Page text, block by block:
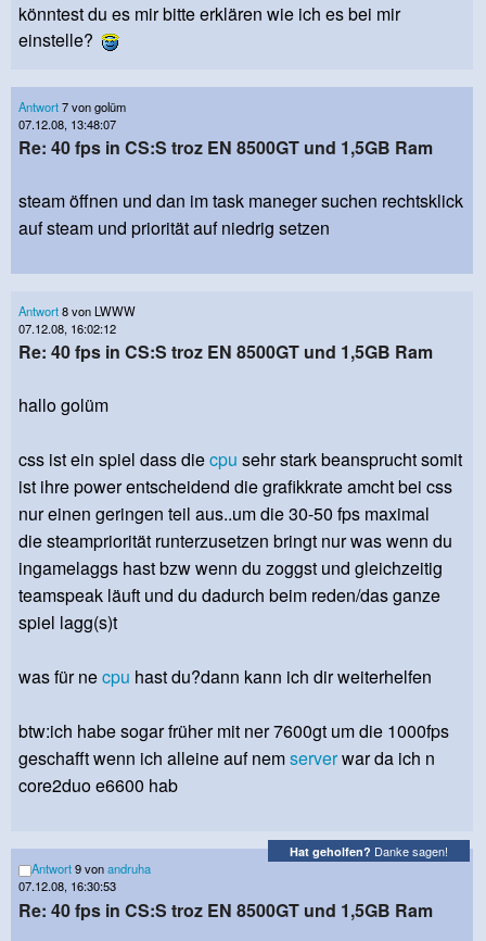
könntest du es mir bitte erklären wie ich es bei mir
einstelle?
Antwort7 von golüm
07.12.08, 13:48:07
Re: 40 fps in CS:S troz EN 8500GT und 1,5GB Ram
steam öffnen und dan im task maneger suchen rechtsklick
auf steam und priorität auf niedrig setzen
Antwort8 von LWWW
07.12.08, 16:02:12
Re: 40 fps in CS:S troz EN 8500GT und 1,5GB Ram
hallo golüm
css ist ein spiel dass diecpu sehr stark beansprucht somit
ist ihre power entscheidend die grafikkrate amcht bei css
nur einen geringen teil aus..um die 30-50 fps maximal
die steampriorität runterzusetzen bringt nur was wenn du
ingamelaggs hast bzw wenn du zoggst und gleichzeitig
teamspeak läuft und du dadurch beim reden/das ganze
spiel lagg(s)t
was für necpu hast du?dann kann ich dir weiterhelfen
btw:ich habe sogar früher mit ner 7600gt um die 1000fps
geschafft wenn ich alleine auf nemserverwar da ich n
core2duo e6600 hab
Hat geholfen? Danke sagen!
Antwort9 vonandruha
07.12.08, 16:30:53
Re: 40 fps in CS:S troz EN 8500GT und 1,5GB Ram